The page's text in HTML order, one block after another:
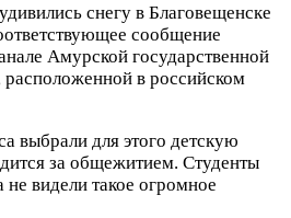
снегу в Благовещенске
сообщение
Амурской государственной
в российском
выбрали для этого детскую
за общежитием. Студенты
не видели такое огромное